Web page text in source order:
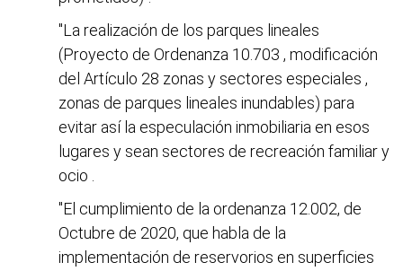
"La realización de los parques lineales
(Proyecto de Ordenanza 10.703 , modificación
del Artículo 28 zonas y sectores especiales ,
zonas de parques lineales inundables) para
evitar así la especulación inmobiliaria en esos
lugares y sean sectores de recreación familiar y
ocio .
"El cumplimiento de la ordenanza 12.002, de
Octubre de 2020, que habla de la
implementación de reservorios en superficies